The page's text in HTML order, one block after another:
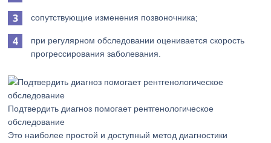
сопутствующие изменения позвоночника;
при регулярном обследовании оценивается скорость
прогрессирования заболевания.
Подтвердить диагноз помогает рентгенологическое
обследование
Это наиболее простой и доступный метод диагностики